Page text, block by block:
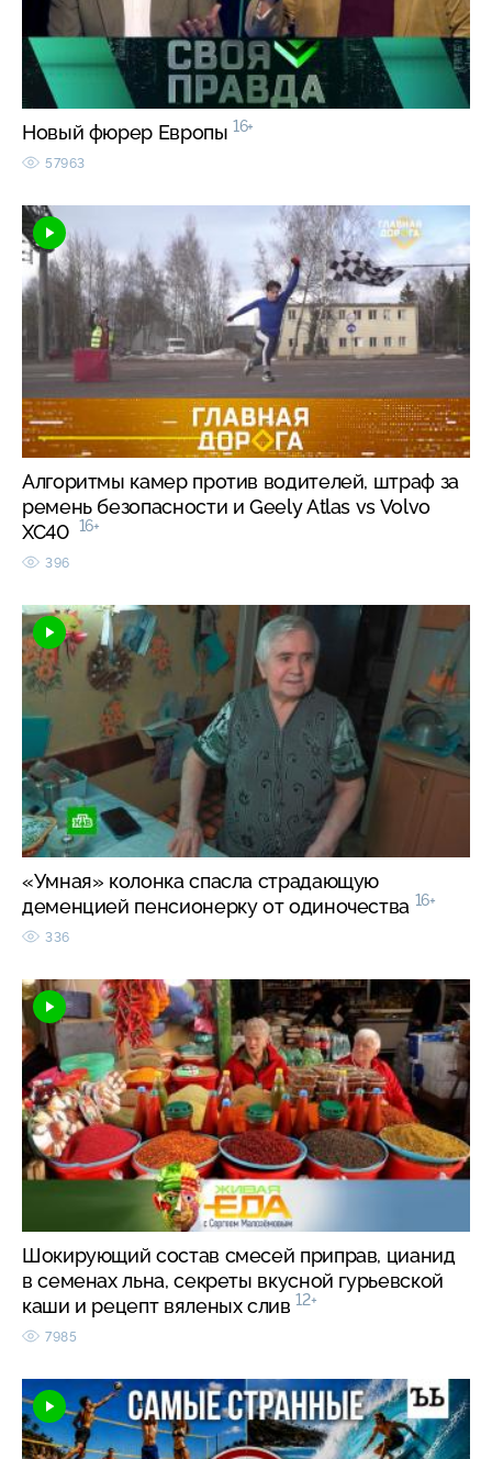
Новый фюрер Европы 16+
57963
Алгоритмы камер против водителей, штраф за
ремень безопасности и Geely Atlas vs Volvo
XC40 16+
396
«Умная» колонка спасла страдающую
деменцией пенсионерку от одиночества 16+
336
Шокирующий состав смесей приправ, цианид
в семенах льна, секреты вкусной гурьевской
каши и рецепт вяленых слив 12+
7985